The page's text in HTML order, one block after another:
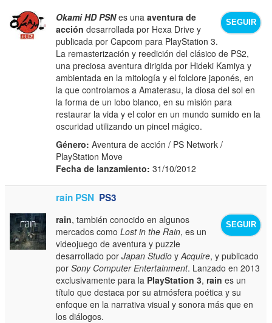
SEGUIR
Okami HD PSNes unaaventura de
acción desarrollada por Hexa Drive y
publicada por Capcom para PlayStation 3.
La remasterización y reedición del clásico de PS2,
una preciosa aventura dirigida por Hideki Kamiya y
ambientada en la mitología y el folclore japonés, en
la que controlamos a Amaterasu, la diosa del sol en
la forma de un lobo blanco, en su misión para
restaurar la vida y el color en un mundo sumido en la
oscuridad utilizando un pincel mágico.
Género: Aventura de acción / PS Network /
PlayStation Move
Fecha de lanzamiento: 31/10/2012
rain PSN PS3
SEGUIR
rain, también conocido en algunos
mercados comoLost in the Rain, es un
videojuego de aventura y puzzle
desarrollado porJapan Studio yAcquire, y publicado
porSony Computer Entertainment. Lanzado en 2013
exclusivamente para la PlayStation 3,rain es un
título que destaca por su atmósfera poética y su
enfoque en la narrativa visual y sonora más que en
los diálogos.